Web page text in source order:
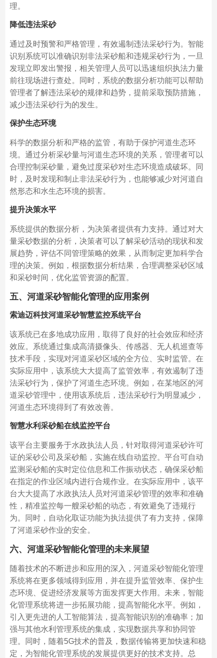
理。
降低违法采砂
通过及时预警和严格管理，有效遏制违法采砂行为。智能
识别系统可以准确识别非法采砂船和违规采砂行为，一旦
发现立即发出警报，相关管理人员可以迅速组织执法力量
前往现场进行查处。同时，系统的数据分析功能可以帮助
管理者了解违法采砂的规律和趋势，提前采取预防措施，
减少违法采砂行为的发生。
保护生态环境
科学的数据分析和严格的监管，有助于保护河道生态环
境。通过分析采砂量与河道生态环境的关系，管理者可以
合理控制采砂量，避免过度采砂对生态环境造成破坏。同
时，及时发现和制止非法采砂行为，也能够减少对河道自
然形态和水生态环境的损害。
提升决策水平
系统提供的数据分析，为决策者提供有力支持。通过对大
量采砂数据的分析，决策者可以了解采砂活动的现状和发
展趋势，评估不同管理策略的效果，从而制定更加科学合
理的决策。例如，根据数据分析结果，合理调整采砂区域
和采砂时间，优化监管资源的配置。
五、河道采砂智能化管理的应用案例
索迪迈科技河道采砂智慧监控系统平台
该系统已在多地成功应用，取得了良好的社会效应和经济
效应。系统通过集成高清摄像头、传感器、无人机巡查等
技术手段，实现对河道采砂区域的全方位、实时监管。在
实际应用中，该系统大大提高了监管效率，有效遏制了违
法采砂行为，保护了河道生态环境。例如，在某地区的河
道采砂管理中，使用该系统后，违法采砂行为明显减少，
河道生态环境得到了有效改善。
智慧水利采砂船在线监控平台
该平台主要服务于水政执法人员，针对取得河道采砂许可
证的采砂公司及采砂船，实施在线自动监控。平台可自动
监测采砂船的实时定位信息和工作振动状态，确保采砂船
在指定的作业区域内进行合规作业。在实际应用中，该平
台大大提高了水政执法人员对河道采砂管理的效率和准确
性，精准监控每一艘采砂船的动态，有效避免了违规行
为。同时，自动化取证功能为执法提供了有力支持，保障
了河道采砂作业的安全。
六、河道采砂智能化管理的未来展望
随着技术的不断进步和应用的深入，河道采砂智能化管理
系统将在更多领域得到应用，并在提升监管效率、保护生
态环境、促进经济发展等方面发挥更大作用。未来，智能
化管理系统将进一步拓展功能，提高智能化水平。例如，
引入更先进的人工智能算法，提高智能识别的准确率；加
强与其他水利管理系统的集成，实现数据共享和协同管
理。同时，随着5G技术的普及，数据传输将更加快速和稳
定，为智能化管理系统的发展提供更好的技术支持。总